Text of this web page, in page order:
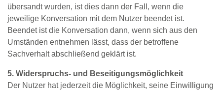
übersandt wurden, ist dies dann der Fall, wenn die
jeweilige Konversation mit dem Nutzer beendet ist.
Beendet ist die Konversation dann, wenn sich aus den
Umständen entnehmen lässt, dass der betroffene
Sachverhalt abschließend geklärt ist.
5. Widerspruchs‐ und Beseitigungsmöglichkeit
Der Nutzer hat jederzeit die Möglichkeit, seine Einwilligung